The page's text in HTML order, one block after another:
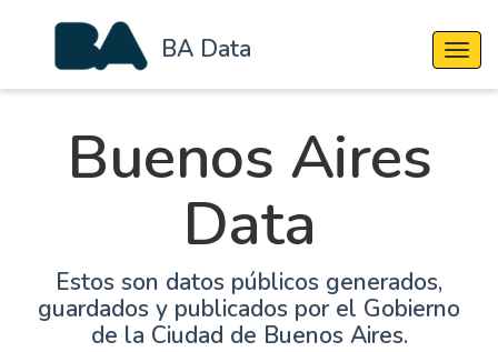
BA Data
Buenos Aires
Data
Estos son datos públicos generados,
guardados y publicados por el Gobierno
de la Ciudad de Buenos Aires.